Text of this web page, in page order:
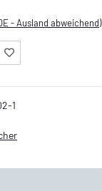
- Ausland abweichend)
1